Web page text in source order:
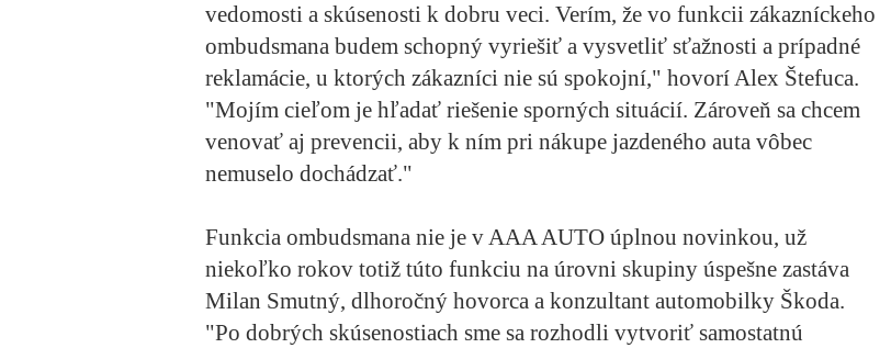
vedomosti a skúsenosti k dobru veci. Verím, že vo funkcii zákazníckeho
ombudsmana budem schopný vyriešiť a vysvetliť sťažnosti a prípadné
reklamácie, u ktorých zákazníci nie sú spokojní," hovorí Alex Štefuca.
"Mojím cieľom je hľadať riešenie sporných situácií. Zároveň sa chcem
venovať aj prevencii, aby k ním pri nákupe jazdeného auta vôbec
nemuselo dochádzať."
Funkcia ombudsmana nie je v AAA AUTO úplnou novinkou, už
niekoľko rokov totiž túto funkciu na úrovni skupiny úspešne zastáva
Milan Smutný, dlhoročný hovorca a konzultant automobilky Škoda.
"Po dobrých skúsenostiach sme sa rozhodli vytvoriť samostatnú